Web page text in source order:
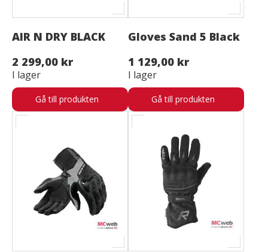
AIR N DRY BLACK
2 299,00 kr
I lager
Gå till produkten
Gloves Sand 5 Black
1 129,00 kr
I lager
Gå till produkten